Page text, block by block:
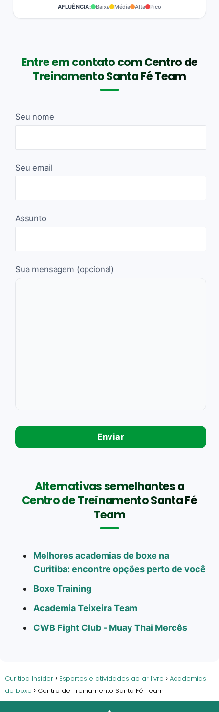
AFLUÊNCIA: Baixa Média Alta Pico
Entre em contato com Centro de
Treinamento Santa Fé Team
Seu nome
Seu email
Assunto
Sua mensagem (opcional)
Alternativas semelhantes a
Centro de Treinamento Santa Fé
Team
Melhores academias de boxe na
Curitiba: encontre opções perto de você
Boxe Training
Academia Teixeira Team
CWB Fight Club - Muay Thai Mercês
Curitiba Insider Esportes e atividades ao ar livre
Academias
de boxe
Centro de Treinamento Santa Fé Team